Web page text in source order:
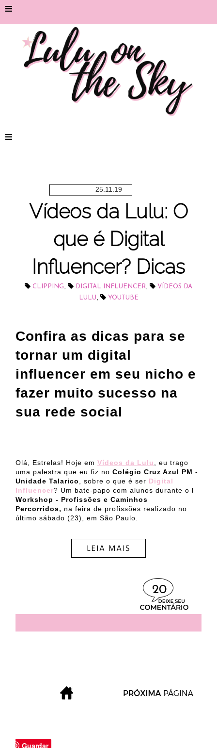
≡
≡
25.11.19
Vídeos da Lulu: O
que é Digital
Influencer? Dicas
CLIPPING, DIGITAL INFLUENCER,
VÍDEOS DA
LULU, YOUTUBE
Confira as dicas para se
tornar um digital
influencer em seu nicho e
fazer muito sucesso na
sua rede social
Olá, Estrelas! Hoje em Vídeos da Lulu, eu trago
uma palestra que eu fiz no Colégio Cruz Azul PM -
Unidade Talarico, sobre o que é ser Digital
Influencer? Um bate-papo com alunos durante o I
Workshop - Profissões e Caminhos
Percorridos, na feira de profissões realizado no
último sábado (23), em São Paulo.
20
Guardar